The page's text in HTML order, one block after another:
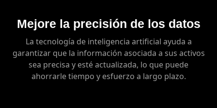
Mejore la precisión de los datos
La tecnología de inteligencia artificial ayuda a
garantizar que la información asociada a sus activos
sea precisa y esté actualizada, lo que puede
ahorrarle tiempo y esfuerzo a largo plazo.